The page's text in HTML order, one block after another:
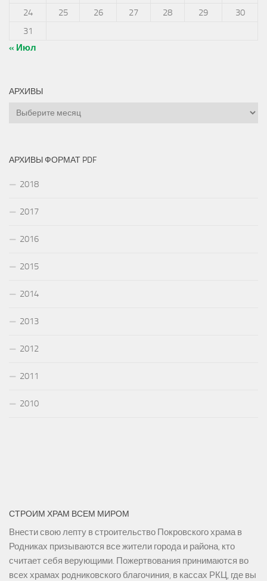
24
25 26 27 28 29
30
31
« Июл
АРХИВЫ
Архивы
АРХИВЫ ФОРМАТ PDF
2018
2017
2016
2015
2014
2013
2012
2011
2010
СТРОИМ ХРАМ ВСЕМ МИРОМ
Внести свою лепту в строительство Покровского храма в
Родниках призываются все жители города и района, кто
считает себя верующими. Пожертвования принимаются во
всех храмах родниковского благочиния, в кассах РКЦ, где вы